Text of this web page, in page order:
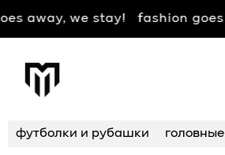
we stay! fashion goes
футболки и рубашки